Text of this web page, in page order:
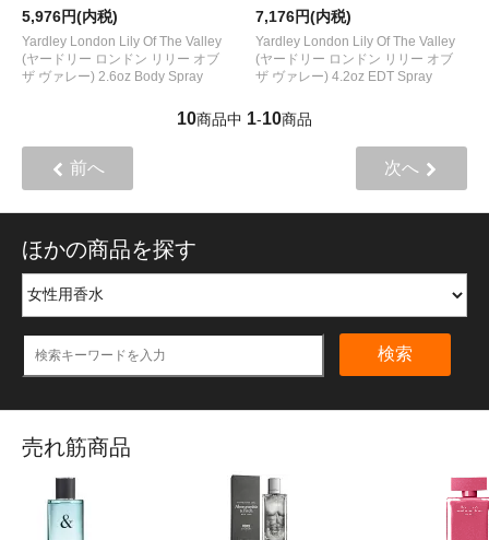
5,976円(内税)
Yardley London Lily Of The Valley
(ヤードリー ロンドン リリー オブ
ザ ヴァレー) 2.6oz Body Spray
7,176円(内税)
Yardley London Lily Of The Valley
(ヤードリー ロンドン リリー オブ
ザ ヴァレー) 4.2oz EDT Spray
10商品中 1-10商品
前へ 次へ
ほかの商品を探す
検索
売れ筋商品